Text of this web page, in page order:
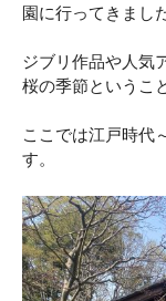
園に行ってきまし
ジブリ作品や人気
桜の季節というこ
ここでは江戸時代
す。